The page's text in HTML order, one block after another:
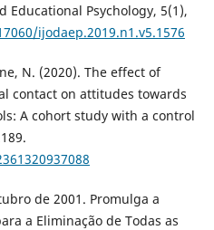
Educational Psychology, 5(1),
ijodaep.2019.n1.v5.1576
N. (2020). The effect of
contact on attitudes towards
A cohort study with a control
de 2001. Promulga a
a Eliminação de Todas as